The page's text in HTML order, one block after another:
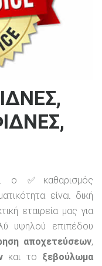
ο ✅καθαρισμός
είναι δική
εταιρεία μας για
υψηλού επιπέδου
αποχετεύσεων,
και το ξεβούλωμα